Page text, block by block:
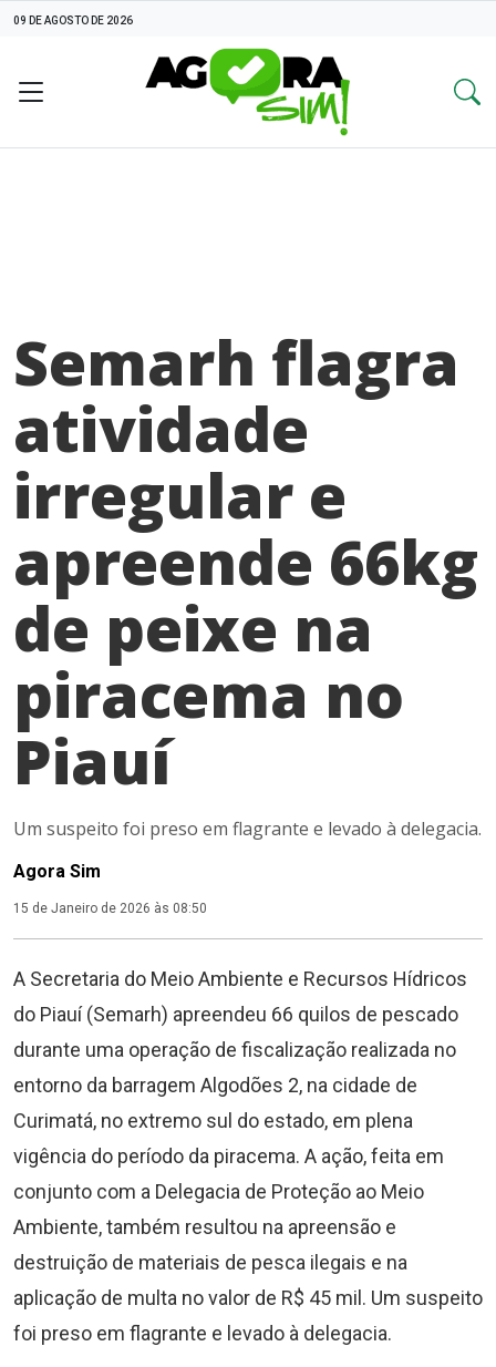
09 DE AGOSTO DE 2026
Semarh flagra
atividade
irregular e
apreende 66kg
de peixe na
piracema no
Piauí
Um suspeito foi preso em flagrante e levado à delegacia.
Agora Sim
15 de Janeiro de 2026 às 08:50
A Secretaria do Meio Ambiente e Recursos Hídricos
do Piauí (Semarh) apreendeu 66 quilos de pescado
durante uma operação de fiscalização realizada no
entorno da barragem Algodões 2, na cidade de
Curimatá, no extremo sul do estado, em plena
vigência do período da piracema. A ação, feita em
conjunto com a Delegacia de Proteção ao Meio
Ambiente, também resultou na apreensão e
destruição de materiais de pesca ilegais e na
aplicação de multa no valor de R$ 45 mil. Um suspeito
foi preso em flagrante e levado à delegacia.